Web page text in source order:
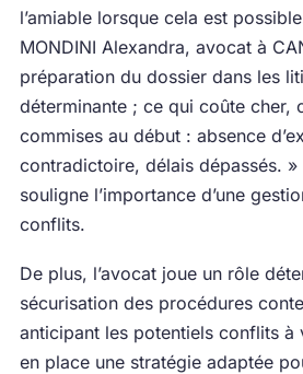
l’amiable lorsque cela est
MONDINI Alexandra, avocat à
préparation du dossier dans les
déterminante ; ce qui coûte cher,
commises au début : absence
contradictoire, délais dépassés. »
souligne l’importance d’une
conflits.
De plus, l’avocat joue un rôle
sécurisation des procédures
anticipant les potentiels conflits à
en place une stratégie adaptée